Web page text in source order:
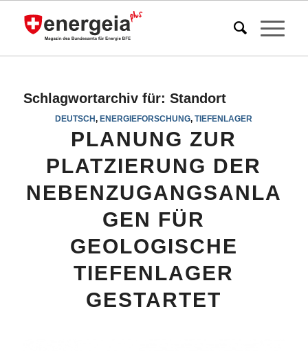
Schlagwortarchiv für: Standort
DEUTSCH,ENERGIEFORSCHUNG,TIEFENLAGER
PLANUNG ZUR
PLATZIERUNG DER
NEBENZUGANGSANLA
GEN FÜR
GEOLOGISCHE
TIEFENLAGER
GESTARTET